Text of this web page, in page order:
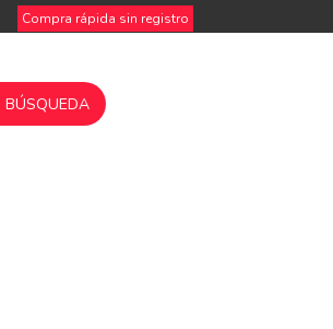
Compra rápida sin registro